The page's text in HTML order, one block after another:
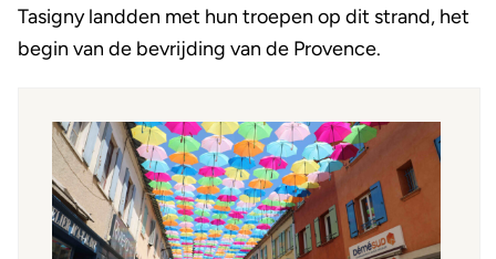
Tasigny landden met hun troepen op dit strand, het
begin van de bevrijding van de Provence.